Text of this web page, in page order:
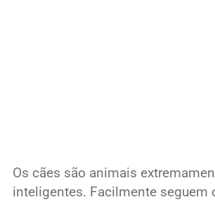
Os cães são animais
inteligentes. Facilmente seguem